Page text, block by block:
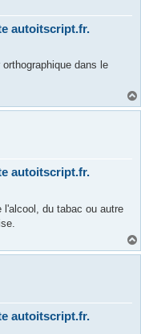
autoitscript.fr.
dans le
autoitscript.fr.
l'alcool, du tabac ou autre
autoitscript.fr.